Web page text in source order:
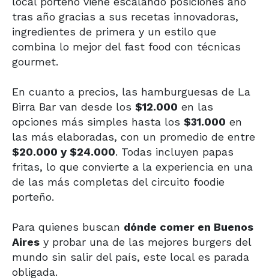
tras año gracias a sus recetas innovadoras,
ingredientes de primera y un estilo que
combina lo mejor del fast food con técnicas
gourmet.
En cuanto a precios, las hamburguesas de La
Birra Bar van desde los $12.000 en las
opciones más simples hasta los $31.000 en
las más elaboradas, con un promedio de entre
$20.000 y $24.000. Todas incluyen papas
fritas, lo que convierte a la experiencia en una
de las más completas del circuito foodie
porteño.
Para quienes buscan dónde comer en Buenos
Aires y probar una de las mejores burgers del
mundo sin salir del país, este local es parada
obligada.